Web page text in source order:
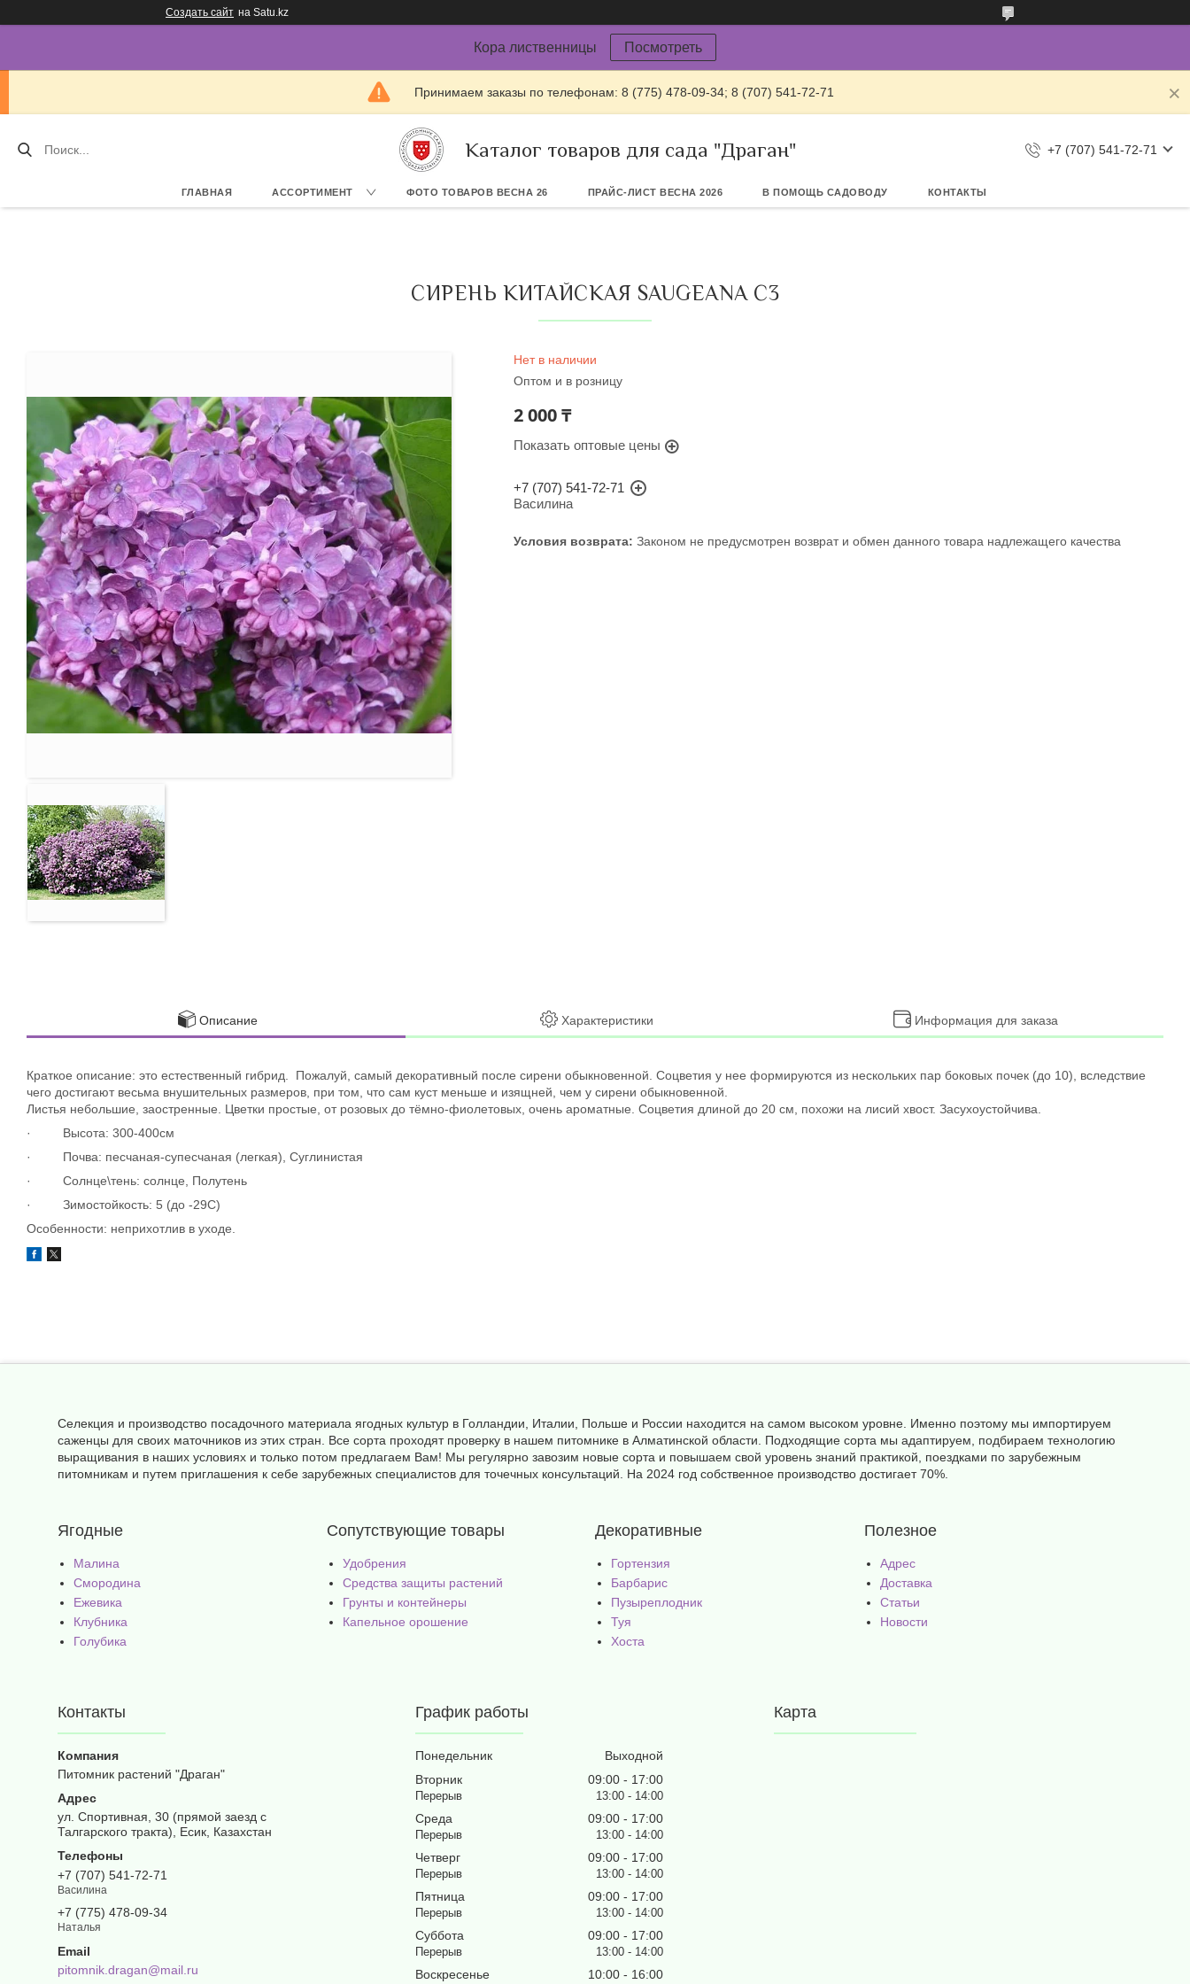
Создать сайт на Satu.kz
Кора лиственницы Посмотреть
Принимаем заказы по телефонам: 8 (775) 478-09-34; 8 (707) 541-72-71
Каталог товаров для сада "Драган" +7 (707) 541-72-71
ГЛАВНАЯ АССОРТИМЕНТ ФОТО ТОВАРОВ ВЕСНА 26 ПРАЙС-ЛИСТ ВЕСНА 2026 В ПОМОЩЬ САДОВОДУ КОНТАКТЫ
СИРЕНЬ КИТАЙСКАЯ SAUGEANA С3
Нет в наличии
Оптом и в розницу
2 000 ₸
Показать оптовые цены
+7 (707) 541-72-71
Василина
Законом не предусмотрен возврат и обмен данного товара надлежащего качества
Описание Характеристики Информация для заказа
Краткое описание: это естественный гибрид. Пожалуй, самый декоративный после сирени обыкновенной. Соцветия у нее формируются из нескольких пар боковых почек (до 10), вследствие
чего достигают весьма внушительных размеров, при том, что сам куст меньше и изящней, чем у сирени обыкновенной.
Листья небольшие, заостренные. Цветки простые, от розовых до тёмно-фиолетовых, очень ароматные. Соцветия длиной до 20 см, похожи на лисий хвост. Засухоустойчива.
· Высота: 300-400см
· Почва: песчаная-супесчаная (легкая), Суглинистая
· Солнце\тень: солнце, Полутень
· Зимостойкость: 5 (до -29С)
Особенности: неприхотлив в уходе.
Селекция и производство посадочного материала ягодных культур в Голландии, Италии, Польше и России находится на самом высоком уровне. Именно поэтому мы импортируем
саженцы для своих маточников из этих стран. Все сорта проходят проверку в нашем питомнике в Алматинской области. Подходящие сорта мы адаптируем, подбираем технологию
выращивания в наших условиях и только потом предлагаем Вам! Мы регулярно завозим новые сорта и повышаем свой уровень знаний практикой, поездками по зарубежным
питомникам и путем приглашения к себе зарубежных специалистов для точечных консультаций. На 2024 год собственное производство достигает 70%.
Ягодные
Малина
Смородина
Ежевика
Клубника
Голубика
Сопутствующие товары
Удобрения
Средства защиты растений
Грунты и контейнеры
Капельное орошение
Декоративные
Гортензия
Барбарис
Пузыреплодник
Туя
Хоста
Полезное
Адрес
Доставка
Статьи
Новости
Контакты
Питомник растений "Драган"
ул. Спортивная, 30 (прямой заезд с
Талгарского тракта), Есик, Казахстан
+7 (707) 541-72-71
Василина
+7 (775) 478-09-34
Наталья
pitomnik.dragan@mail.ru
График работы
Понедельник
Выходной
Вторник
09:00 17:00
13:00 14:00
Среда 09:00 17:00
13:00 14:00
Четверг 09:00 17:00
13:00 14:00
Пятница 09:00 17:00
13:00 14:00
Суббота 09:00 17:00
13:00 14:00
Воскресенье 10:00 16:00
Карта